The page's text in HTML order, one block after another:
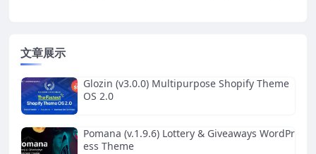
文章展示
Glozin (v3.0.0) Multipurpose Shopify Theme
OS 2.0
Pomana (v.1.9.6) Lottery & Giveaways WordPr
ess Theme